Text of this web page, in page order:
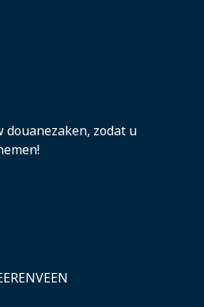
zodat u